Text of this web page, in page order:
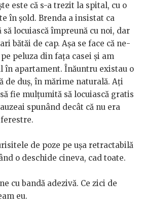
este că s-a trezit la spital, cu o
în șold. Brenda a insistat ca
să locuiască împreună cu noi, dar
bătăi de cap. Așa se face că ne-
peluza din fața casei și am
în apartament. Înăuntru existau o
de duș, în mărime naturală. Ați
fie mulțumită să locuiască gratis
spunând decât că nu era
de poze pe ușa retractabilă
o deschide cineva, cad toate.
cu bandă adezivă. Ce zici de
eu.